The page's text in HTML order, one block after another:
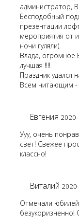
администратор,
Бесподобный
презентации
мероприятия от
ночи гуляли).
Влада, огромное
лучшая !!!!
Праздник удался
Всем читающим -
Евгения
Ууу, очень
свет! Свежее
классно!
Виталий
Отмечали
безукоризненно!